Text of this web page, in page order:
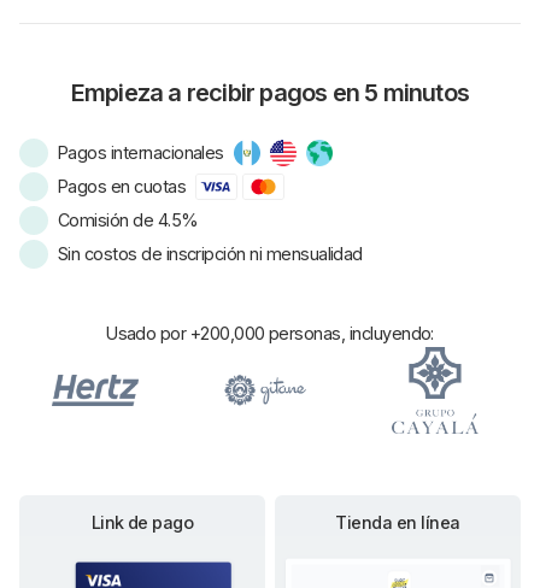
Empieza a recibir pagos en 5 minutos
Pagos internacionales
Pagos en cuotas
Comisión de 4.5%
Sin costos de inscripción ni mensualidad
Usado por +200,000 personas, incluyendo:
Link de pago Tienda en línea